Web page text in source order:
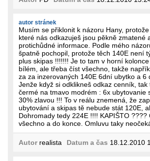
autor stránek
Musím se přiklonit k názoru Hany,
které nás odkazuješ jsou pěkně zmatené
protichůdné informace. Podle mého
špatně pochopil, protože těch 140E není
plus skipas !!!!!!! Je to tam v horní
bílém, ale třeba číst všechno, takže
za za inzerovaných 140E 6dní ubytko a 6
Jenže když si odklikneš odkaz cenník, tak
čermé na tmavo modrém : 6x ubytovanie
30% zlavou !!! To v reálu znemená, že
ubytování a skipas tě nebude stát 120E,
Dohromady tedy 224E !!!! KAPIŠTO
všechno a do konce. Omluvu taky
Autorrealista Datum a čas 18.12.2010